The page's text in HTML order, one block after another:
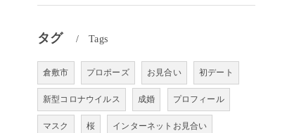
タグ Tags
倉敷市 プロポーズ お見合い 初デート
新型コロナウイルス 成婚 プロフィール
マスク 桜 インターネットお見合い